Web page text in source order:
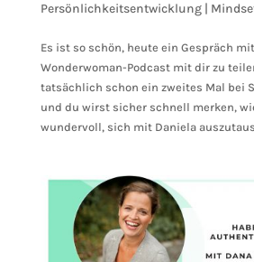
Persönlichkeitsentwicklung |
Es ist so schön, heute ein Gespräch
Wonderwoman-Podcast mit dir zu
tatsächlich schon ein zweites Mal bei
und du wirst sicher schnell merken,
wundervoll, sich mit Daniela